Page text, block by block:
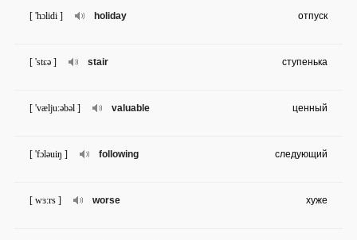
holiday
[ 'hɔlidi ] отпуск
stair
[ 'stɛə ] ступенька
valuable
[ 'vælju:əbəl ] ценный
following
[ 'fɔləuiŋ ] следующий
worse
[ wɜ:rs ] хуже